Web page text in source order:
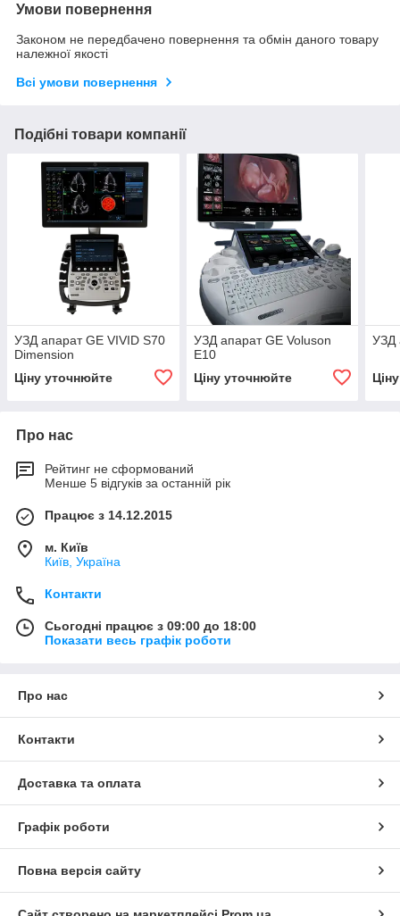
Умови повернення
Законом не передбачено повернення та обмін даного товару
належної якості
Всі умови повернення
Подібні товари компанії
УЗД апарат GE VIVID S70
Dimension
Ціну уточнюйте
УЗД апарат GE Voluson
E10
Ціну уточнюйте
УЗД
Про нас
Рейтинг не сформований
Менше 5 відгуків за останній рік
Працює з 14.12.2015
м. Київ
Київ, Україна
Контакти
Сьогодні працює з 09:00 до 18:00
Показати весь графік роботи
Про нас
Контакти
Доставка та оплата
Графік роботи
Повна версія сайту